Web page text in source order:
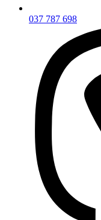
037 787 698